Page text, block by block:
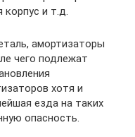
и т.д.
амортизаторы
чего подлежат
хотя и
езда на таких
опасность.